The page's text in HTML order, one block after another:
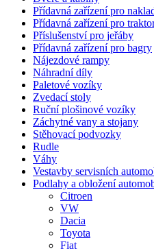
Přídavná zařízení pro
Přídavná zařízení pro
Příslušenství pro jeřáby
Přídavná zařízení pro bagry
Nájezdové rampy
Náhradní díly
Paletové vozíky
Zvedací stoly
Ruční plošinové vozíky
Záchytné vany a stojany
Stěhovací podvozky
Rudle
Váhy
Vestavby servisních
Podlahy a obložení
Citroen
VW
Dacia
Toyota
Fiat